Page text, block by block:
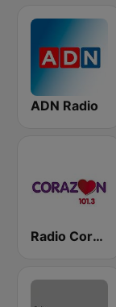
ADN Radio
Radio Corazón FM